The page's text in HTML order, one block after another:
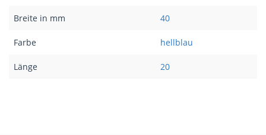
Breite in mm 40
Farbe hellblau
Länge 20